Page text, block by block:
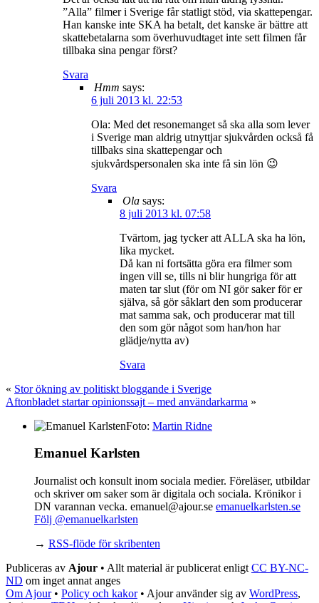
”Alla” filmer i Sverige får statligt stöd, via skattepengar.
Han kanske inte SKA ha betalt, det kanske är bättre att
skattebetalarna som överhuvudtaget inte sett filmen får
tillbaka sina pengar först?
Svara
Hmm says:
6 juli 2013 kl. 22:53
Ola: Med det resonemanget så ska alla som lever
i Sverige man aldrig utnyttjar sjukvården också få
tillbaks sina skattepengar och
sjukvårdspersonalen ska inte få sin lön 😉
Svara
Ola says:
8 juli 2013 kl. 07:58
Tvärtom, jag tycker att ALLA ska ha lön,
lika mycket.
Då kan ni fortsätta göra era filmer som
ingen vill se, tills ni blir hungriga för att
maten tar slut (för om NI gör saker för er
själva, så gör såklart den som producerar
mat samma sak, och producerar mat till
den som gör något som han/hon har
glädje/nytta av)
Svara
« Stor ökning av politiskt bloggande i Sverige
Aftonbladet startar opinionssajt – med användarkarma »
Foto: Martin Ridne
Emanuel Karlsten
Journalist och konsult inom sociala medier. Föreläser, utbildar
och skriver om saker som är digitala och sociala. Krönikor i
DN varannan vecka. emanuel@ajour.se emanuelkarlsten.se
Följ @emanuelkarlsten
→ RSS-flöde för skribenten
Publiceras av Ajour • Allt material är publicerat enligt CC BY-NC-
ND om inget annat anges
Om Ajour• Policy och kakor• Ajour använder sig av WordPress,